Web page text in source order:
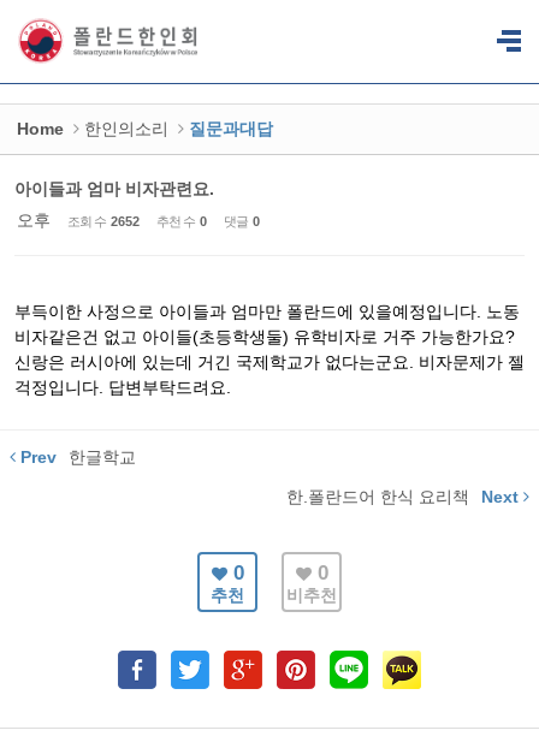
Home 한인의소리 질문과대답
아이들과 엄마 비자관련요.
오후
조회 수 2652 추천 수 0 댓글 0
부득이한 사정으로 아이들과 엄마만 폴란드에 있을예정입니다. 노동
비자같은건 없고 아이들(초등학생둘) 유학비자로 거주 가능한가요?
신랑은 러시아에 있는데 거긴 국제학교가 없다는군요. 비자문제가 젤
걱정입니다. 답변부탁드려요.
Prev 한글학교
한.폴란드어 한식 요리책 Next
0
추천
0
비추천